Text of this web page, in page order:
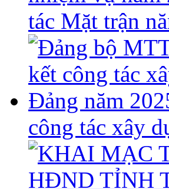
tác Mặt trận
công tác xây